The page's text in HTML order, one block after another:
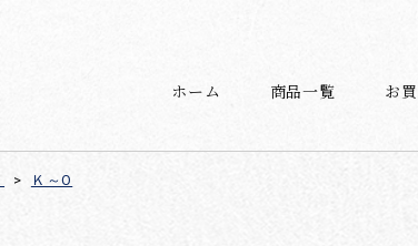
ホーム 商品一覧 お
> Ｋ～O